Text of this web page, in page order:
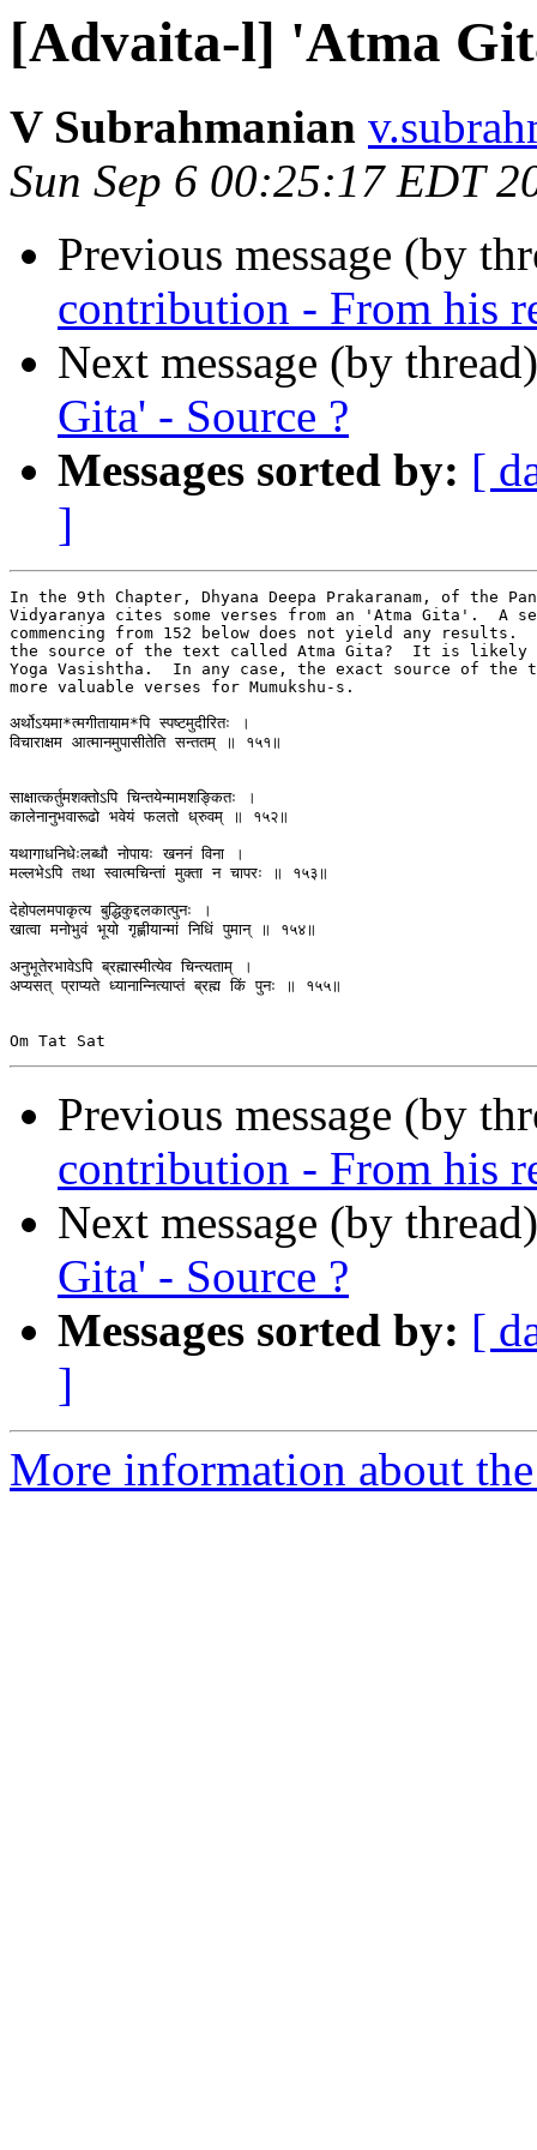
[Advaita-l] 'Atma
V Subrahmanian
Sun Sep 6 00:25:17 EDT
Previous message (by
contribution - From his
Next message (by
Gita' - Source ?
Messages sorted by: [
]
In the 9th Chapter, Dhyana Deepa Prakaranam, of the
Vidyaranya cites some verses from an 'Atma Gita'.  A
commencing from 152 below does not yield any results.
the source of the text called Atma Gita?  It is
Yoga Vasishtha.  In any case, the exact source of the
more valuable verses for Mumukshu-s.
अर्थोऽयमा*त्मगीतायाम*पि स्पष्टमुदीरितः ।
विचाराक्षम आत्मानमुपासीतेति सन्ततम् ॥ १५१॥
साक्षात्कर्तुमशक्तोऽपि चिन्तयेन्मामशङ्कितः ।
कालेनानुभवारूढो भवेयं फलतो ध्रुवम् ॥ १५२॥
यथागाधनिधेःलब्धौ नोपायः खननं विना ।
मल्लभेऽपि तथा स्वात्मचिन्तां मुक्ता न चापरः ॥ १५३॥
देहोपलमपाकृत्य बुद्धिकुद्दलकात्पुनः ।
खात्वा मनोभुवं भूयो गृह्णीयान्मां निधिं पुमान् ॥ १५४॥
अनुभूतेरभावेऽपि ब्रह्मास्मीत्येव चिन्त्यताम् ।
अप्यसत् प्राप्यते ध्यानान्नित्याप्तं ब्रह्म किं पुनः ॥ १५५॥
Previous message (by
contribution - From his
Next message (by
Gita' - Source ?
Messages sorted by: [
]
More information about